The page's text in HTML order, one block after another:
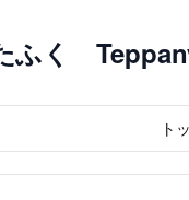
ふく
ト